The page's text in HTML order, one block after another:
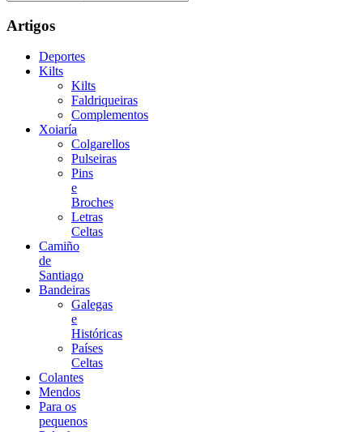
Artigos
Deportes
Kilts
Kilts
Faldriqueiras
Complementos
Xoiaría
Colgarellos
Pulseiras
Pins
e
Broches
Letras
Celtas
Camiño
de
Santiago
Bandeiras
Galegas
e
Históricas
Países
Celtas
Colantes
Mendos
Para os
pequenos